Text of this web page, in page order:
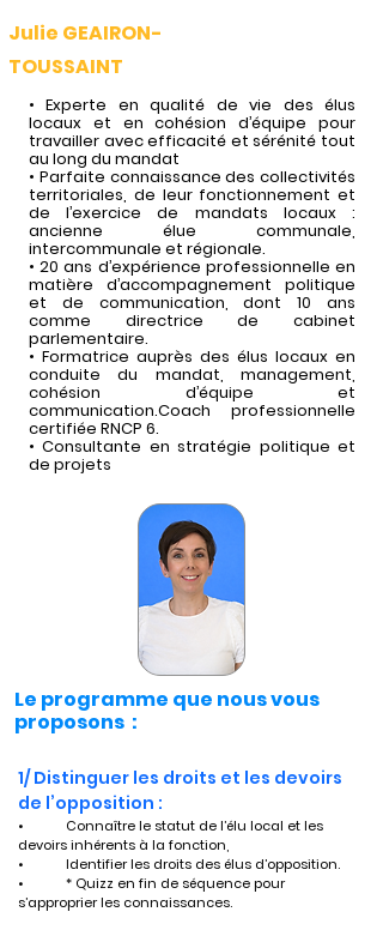
Julie GEAIRON-
TOUSSAINT
• Experte en qualité de vie des élus
locaux et en cohésion d’équipe pour
travailler avec efficacité et sérénité tout
au long du mandat
• Parfaite connaissance des collectivités
territoriales, de leur fonctionnement et
de l’exercice de mandats locaux :
ancienne élue communale,
intercommunale et régionale.
• 20 ans d’expérience professionnelle en
matière d’accompagnement politique
et de communication, dont 10 ans
comme directrice de cabinet
parlementaire.
• Formatrice auprès des élus locaux en
conduite du mandat, management,
cohésion d’équipe et
communication.Coach professionnelle
certifiée RNCP 6.
• Consultante en stratégie politique et
de projets
Le programme que nous vous
proposons :
1/ Distinguer les droits et les devoirs
de l’opposition :
•	Connaître le statut de l’élu local et les
devoirs inhérents à la fonction,
•	Identifier les droits des élus d’opposition.
•	* Quizz en fin de séquence pour
s’approprier les connaissances.